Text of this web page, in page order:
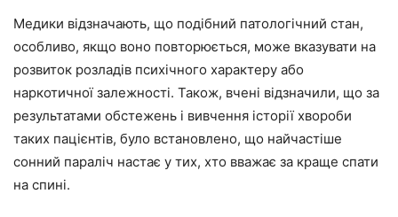
Медики відзначають, що подібний патологічний стан,
особливо, якщо воно повторюється, може вказувати на
розвиток розладів психічного характеру або
наркотичної залежності. Також, вчені відзначили, що за
результатами обстежень і вивчення історії хвороби
таких пацієнтів, було встановлено, що найчастіше
сонний параліч настає у тих, хто вважає за краще спати
на спині.